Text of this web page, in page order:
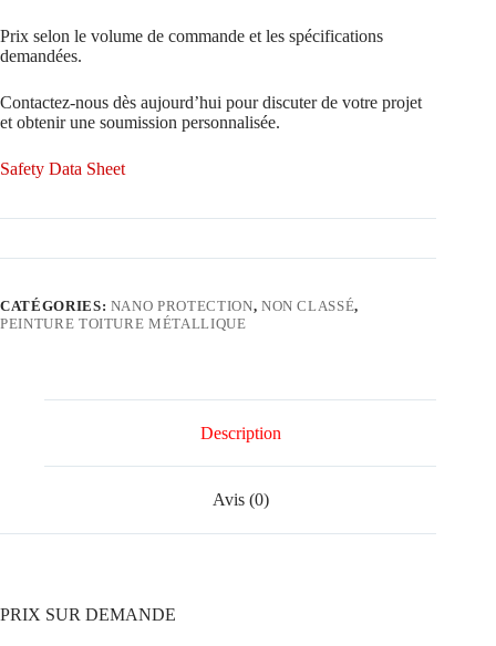
Prix selon le volume de commande et les spécifications
demandées.
Contactez-nous dès aujourd’hui pour discuter de votre projet
et obtenir une soumission personnalisée.
Safety Data Sheet
CATÉGORIES: NANO PROTECTION, NON CLASSÉ,
PEINTURE TOITURE MÉTALLIQUE
Description
Avis (0)
PRIX SUR DEMANDE